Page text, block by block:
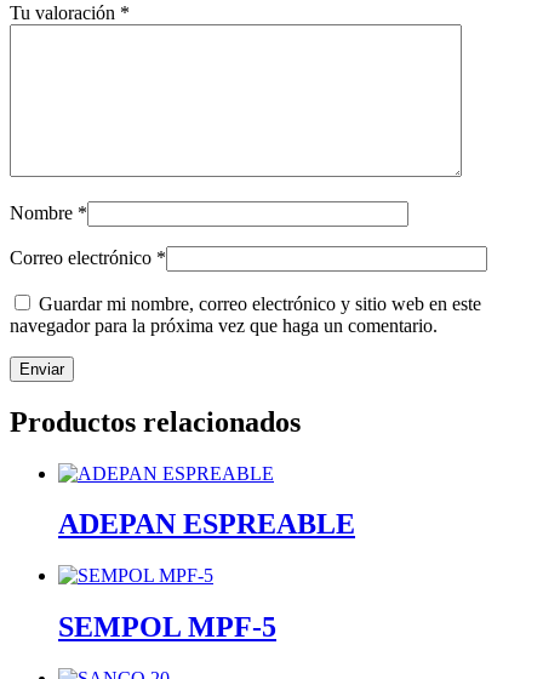
Tu valoración *
Nombre *
Correo electrónico *
Guardar mi nombre, correo electrónico y sitio web en este
navegador para la próxima vez que haga un comentario.
Productos relacionados
ADEPAN ESPREABLE
SEMPOL MPF-5